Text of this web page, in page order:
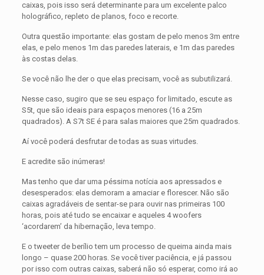
caixas, pois isso será determinante para um excelente palco
holográfico, repleto de planos, foco e recorte.
Outra questão importante: elas gostam de pelo menos 3m entre
elas, e pelo menos 1m das paredes laterais, e 1m das paredes
às costas delas.
Se você não lhe der o que elas precisam, você as subutilizará.
Nesse caso, sugiro que se seu espaço for limitado, escute as
S5t, que são ideais para espaços menores (16 a 25m
quadrados). A S7t SE é para salas maiores que 25m quadrados.
Aí você poderá desfrutar de todas as suas virtudes.
E acredite são inúmeras!
Mas tenho que dar uma péssima notícia aos apressados e
desesperados: elas demoram a amaciar e florescer. Não são
caixas agradáveis de sentar-se para ouvir nas primeiras 100
horas, pois até tudo se encaixar e aqueles 4 woofers
‘acordarem’ da hibernação, leva tempo.
E o tweeter de berílio tem um processo de queima ainda mais
longo – quase 200 horas. Se você tiver paciência, e já passou
por isso com outras caixas, saberá não só esperar, como irá ao